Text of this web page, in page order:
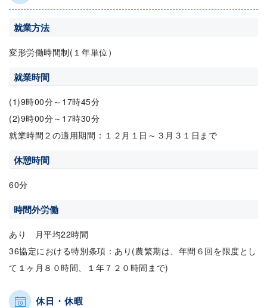
就業方法
変形労働時間制(１年単位）
就業時間
(1)9時00分～17時45分
(2)9時00分～17時30分
就業時間２の適用期間：１２月１日～３月３１日まで
休憩時間
60分
時間外労働
あり 月平均22時間
36協定における特別条項：あり(農繁期は、年間６回を限度とし
て１ヶ月８０時間、１年７２０時間まで)
休日・休暇